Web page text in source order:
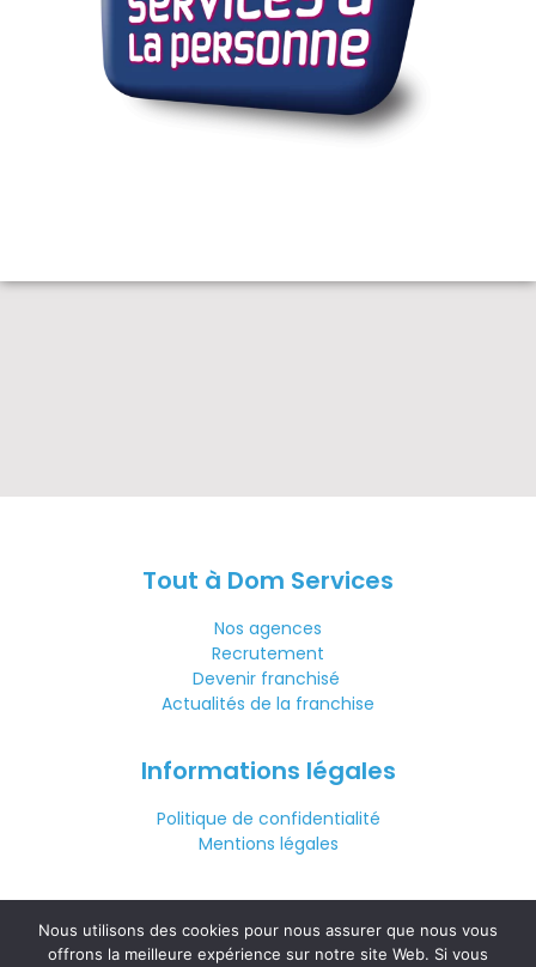
Tout à Dom Services
Nos agences
Recrutement
Devenir franchisé
Actualités de la franchise
Informations légales
Politique de confidentialité
Mentions légales
Nous contacter
Nous utilisons des cookies pour nous assurer que nous vous
offrons la meilleure expérience sur notre site Web. Si vous